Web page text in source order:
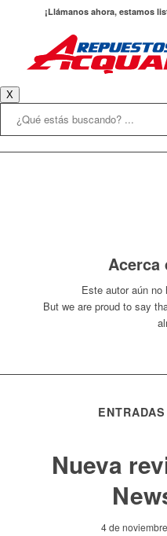
¡Llámanos ahora, estamos
X
Acerca
Este autor aún
But we are proud to say
Nueva
4 de